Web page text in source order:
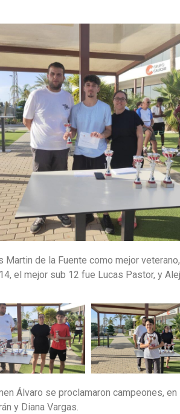
de la Fuente como mejor
el mejor sub 12 fue Lucas Pastor, y
Álvaro se proclamaron campeones,
y Diana Vargas.